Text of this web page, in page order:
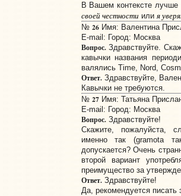
В Вашем контексте лучше
своей честности илия
№ 26Имя: Валентина
E-mail: Город: Москва
Вопрос.Здравствуйте.
кавычки названия
валялись Time, Nord,
Ответ.Здравствуйте,
Кавычки не требуются.
№ 27Имя: Татьяна
E-mail: Город: Москва
Вопрос.Здравствуйте!
Скажите, пожалуйста,
именно так (gramota
допускается? Очень
второй вариант
преимущество за
Ответ.Здравствуйте!
Да, рекомендуется писать